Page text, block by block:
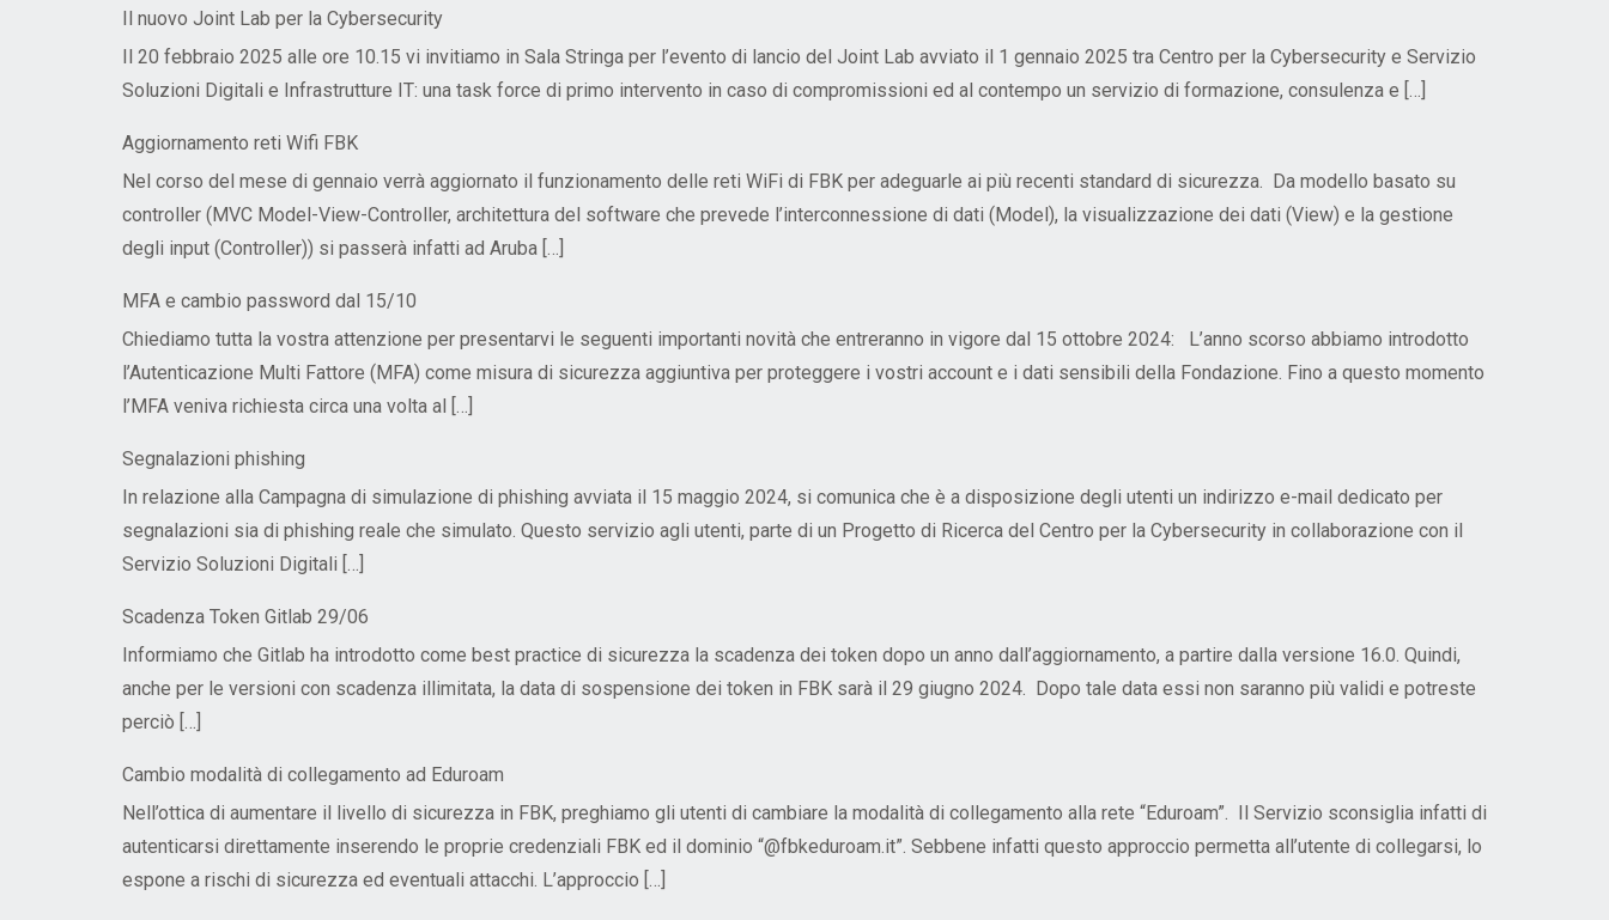
Il nuovo Joint Lab per la Cybersecurity
Il 20 febbraio 2025 alle ore 10.15 vi invitiamo in Sala Stringa per l’evento di lancio del Joint Lab avviato il 1 gennaio 2025 tra Centro per la Cybersecurity e Servizio
Soluzioni Digitali e Infrastrutture IT: una task force di primo intervento in caso di compromissioni ed al contempo un servizio di formazione, consulenza e […]
Aggiornamento reti Wifi FBK
Nel corso del mese di gennaio verrà aggiornato il funzionamento delle reti WiFi di FBK per adeguarle ai più recenti standard di sicurezza. Da modello basato su
controller (MVC Model-View-Controller, architettura del software che prevede l’interconnessione di dati (Model), la visualizzazione dei dati (View) e la gestione
degli input (Controller)) si passerà infatti ad Aruba […]
MFA e cambio password dal 15/10
Chiediamo tutta la vostra attenzione per presentarvi le seguenti importanti novità che entreranno in vigore dal 15 ottobre 2024: L’anno scorso abbiamo introdotto
l’Autenticazione Multi Fattore (MFA) come misura di sicurezza aggiuntiva per proteggere i vostri account e i dati sensibili della Fondazione. Fino a questo momento
l’MFA veniva richiesta circa una volta al […]
Segnalazioni phishing
In relazione alla Campagna di simulazione di phishing avviata il 15 maggio 2024, si comunica che è a disposizione degli utenti un indirizzo e-mail dedicato per
segnalazioni sia di phishing reale che simulato. Questo servizio agli utenti, parte di un Progetto di Ricerca del Centro per la Cybersecurity in collaborazione con il
Servizio Soluzioni Digitali […]
Scadenza Token Gitlab 29/06
Informiamo che Gitlab ha introdotto come best practice di sicurezza la scadenza dei token dopo un anno dall’aggiornamento, a partire dalla versione 16.0. Quindi,
anche per le versioni con scadenza illimitata, la data di sospensione dei token in FBK sarà il 29 giugno 2024. Dopo tale data essi non saranno più validi e potreste
perciò […]
Cambio modalità di collegamento ad Eduroam
Nell’ottica di aumentare il livello di sicurezza in FBK, preghiamo gli utenti di cambiare la modalità di collegamento alla rete “Eduroam”. Il Servizio sconsiglia infatti di
autenticarsi direttamente inserendo le proprie credenziali FBK ed il dominio “@fbkeduroam.it”. Sebbene infatti questo approccio permetta all’utente di collegarsi, lo
espone a rischi di sicurezza ed eventuali attacchi. L’approccio […]